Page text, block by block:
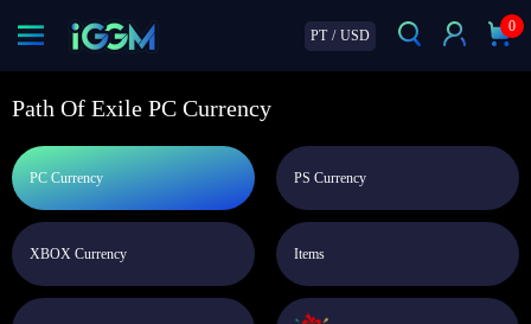
PT / USD
0
Path Of Exile PC Currency
PC Currency PS Currency
XBOX Currency Items